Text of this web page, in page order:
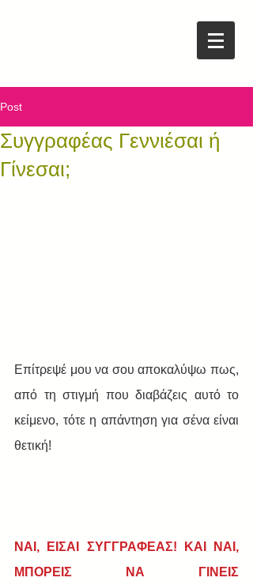
Post
Συγγραφέας Γεννιέσαι ή
Γίνεσαι;
Επίτρεψέ μου να σου αποκαλύψω πως,
από τη στιγμή που διαβάζεις αυτό το
κείμενο, τότε η απάντηση για σένα είναι
θετική!
ΝΑΙ, ΕΙΣΑΙ ΣΥΓΓΡΑΦΕΑΣ! KAI ΝΑΙ,
ΜΠΟΡΕΙΣ ΝΑ ΓΙΝΕΙΣ